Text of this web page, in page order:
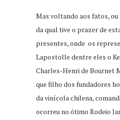
Mas voltando aos fatos, ou
da qual tive o prazer de
presentes, onde os
Lapostolle dentre eles o
Charles-Henri de Bournet
que filho dos fundadores
da vinícola chilena,
ocorreu no ótimo Rodeio